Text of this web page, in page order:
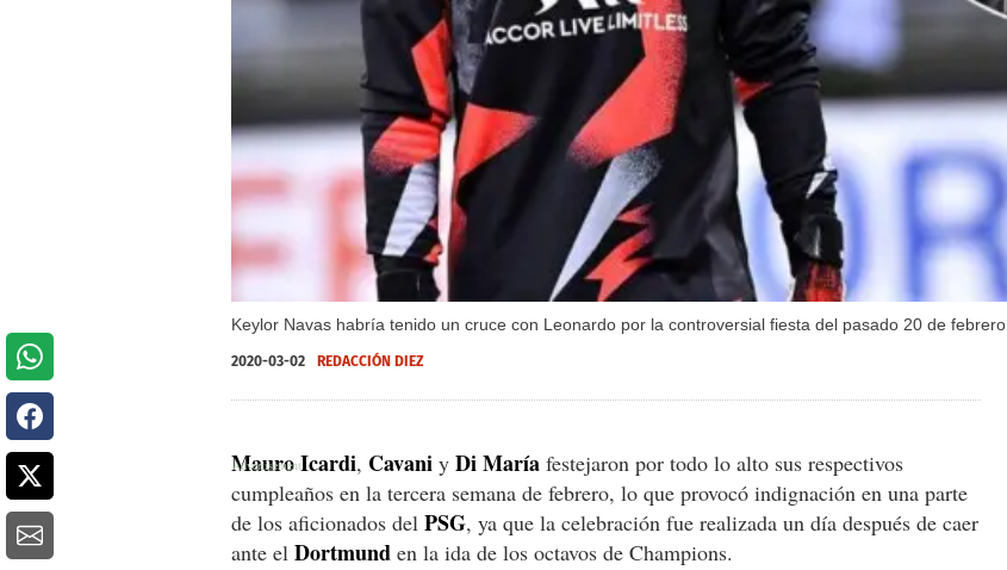
Keylor Navas habría tenido un cruce con Leonardo por la controversial fiesta del pasado 20 de febrero.
2020-03-02 REDACCIÓN DIEZ
Mauro Icardi, Cavani y Di María festejaron por todo lo alto sus respectivos
cumpleaños en la tercera semana de febrero, lo que provocó indignación en una parte
de los aficionados del PSG, ya que la celebración fue realizada un día después de caer
ante el Dortmund en la ida de los octavos de Champions.